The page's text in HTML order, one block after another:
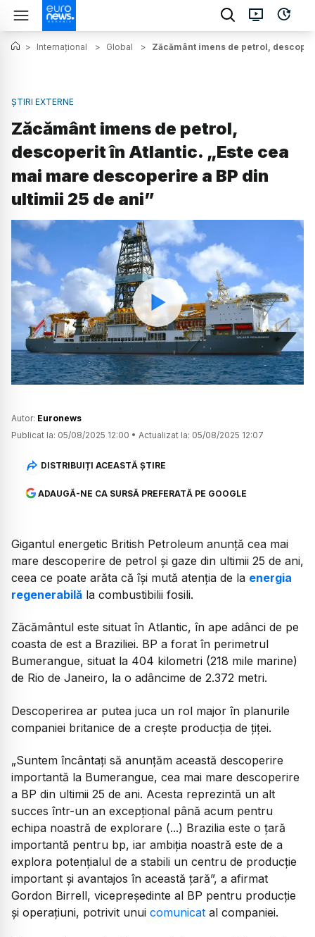
> Internațional > Global > Zăcământ imens de petrol,
ȘTIRI EXTERNE
Zăcământ imens de petrol,
descoperit în Atlantic. „Este cea
mai mare descoperire a BP din
ultimii 25 de ani”
Watch
Autor: Euronews
Publicat la: 05/08/2025 12:00 • Actualizat la: 05/08/2025 12:07
DISTRIBUIȚI ACEASTĂ ȘTIRE
ADAUGĂ-NE CA SURSĂ PREFERATĂ PE GOOGLE
Gigantul energetic British Petroleum anunță cea mai
mare descoperire de petrol și gaze din ultimii 25 de ani,
ceea ce poate arăta că își mută atenția de la energia
regenerabilă la combustibilii fosili.
Zăcământul este situat în Atlantic, în ape adânci de pe
coasta de est a Braziliei. BP a forat în perimetrul
Bumerangue, situat la 404 kilometri (218 mile marine)
de Rio de Janeiro, la o adâncime de 2.372 metri.
Descoperirea ar putea juca un rol major în planurile
companiei britanice de a crește producția de țiței.
„Suntem încântați să anunțăm această descoperire
importantă la Bumerangue, cea mai mare descoperire
a BP din ultimii 25 de ani. Acesta reprezintă un alt
succes într-un an excepțional până acum pentru
echipa noastră de explorare (...) Brazilia este o țară
importantă pentru bp, iar ambiția noastră este de a
explora potențialul de a stabili un centru de producție
important și avantajos în această țară”, a afirmat
Gordon Birrell, vicepreședinte al BP pentru producție
și operațiuni, potrivit unui comunicat al companiei.